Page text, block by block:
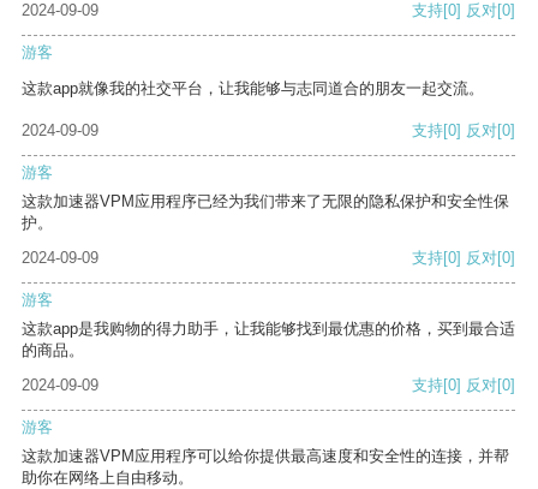
2024-09-09 支持[0] 反对[0]
游客
这款app就像我的社交平台，让我能够与志同道合的朋友一起交流。
2024-09-09 支持[0] 反对[0]
游客
这款加速器VPM应用程序已经为我们带来了无限的隐私保护和安全性保
护。
2024-09-09
支持[0] 反对[0]
游客
这款app是我购物的得力助手，让我能够找到最优惠的价格，买到最合适
的商品。
2024-09-09
支持[0] 反对[0]
游客
这款加速器VPM应用程序可以给你提供最高速度和安全性的连接，并帮
助你在网络上自由移动。